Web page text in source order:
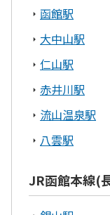
釧路市
オホーツクエ
北見市
渡島エリア
八雲町
函館駅
大中山駅
仁山駅
赤井川駅
流山温泉駅
八雲駅
JR函館本線(